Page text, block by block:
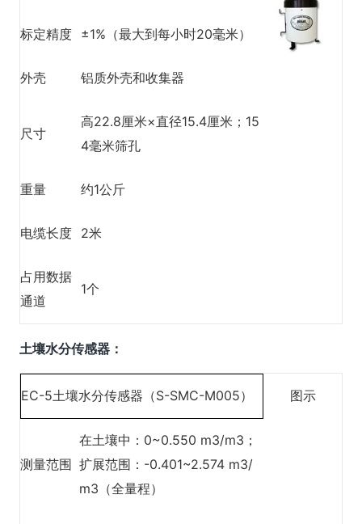
标定精度 ±1%（最大到每小时20毫米）
外壳 铝质外壳和收集器
尺寸
高22.8厘米×直径15.4厘米；15
4毫米筛孔
重量 约1公斤
电缆长度 2米
占用数据
通道
1个
土壤水分传感器：
EC-5土壤水分传感器（S-SMC-M005） 图示
测量范围
在土壤中：0~0.550 m3/m3；
扩展范围：-0.401~2.574 m3/
m3（全量程）